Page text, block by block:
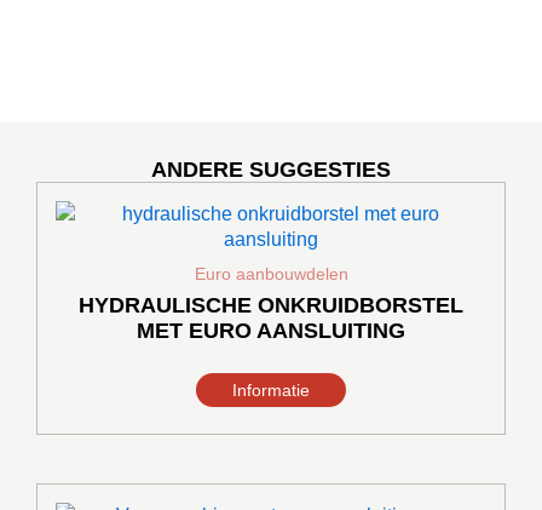
ANDERE SUGGESTIES
Euro aanbouwdelen
HYDRAULISCHE ONKRUIDBORSTEL
MET EURO AANSLUITING
Informatie
product
heeft
meerdere
variaties.
Deze
kan
gekozen